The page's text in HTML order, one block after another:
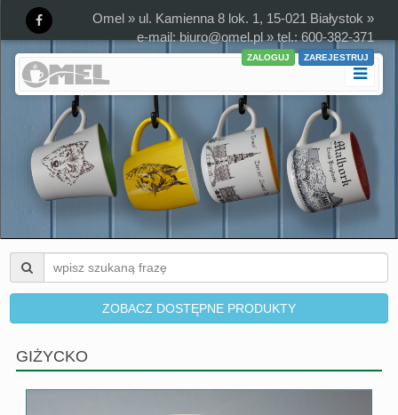
Omel » ul. Kamienna 8 lok. 1, 15-021 Białystok »
e-mail:biuro@omel.pl» tel.: 600-382-371
ZALOGUJ ZAREJESTRUJ
ZOBACZ DOSTĘPNE PRODUKTY
GIŻYCKO